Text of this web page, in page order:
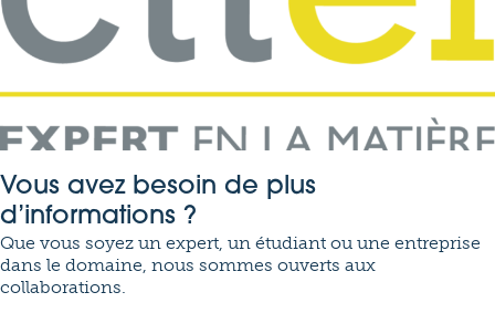
Vous avez besoin de plus
d’informations ?
Que vous soyez un expert, un étudiant ou une entreprise
dans le domaine, nous sommes ouverts aux
collaborations.